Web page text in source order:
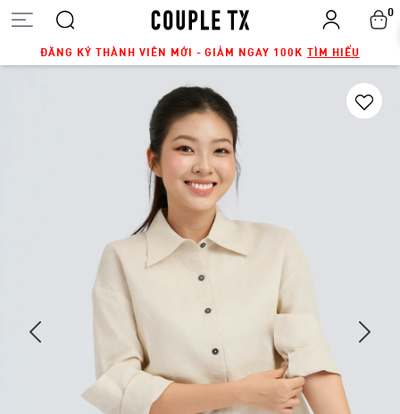
ĐĂNG KÝ THÀNH VIÊN MỚI - GIẢM NGAY 100K TÌM HIỂU
0
Previous
Next